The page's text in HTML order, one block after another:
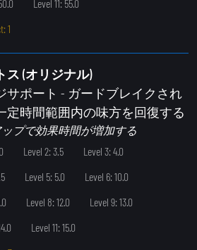
Level 11: 55.0
1
ス (オリジナル)
サポート - ガードブレイクされ
定時間範囲内の味方を回復する
プで効果時間が増加する
Level 2: 3.5
Level 3: 4.0
Level 5: 5.0
Level 6: 10.0
Level 8: 12.0
Level 9: 13.0
Level 11: 15.0